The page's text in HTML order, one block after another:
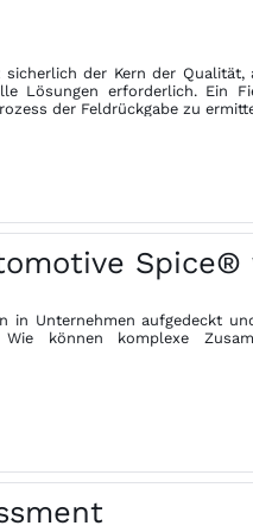
der Kern der Qualität,
Lösungen erforderlich. Ein
der Feldrückgabe zu
Spice®
in Unternehmen aufgedeckt
können komplexe